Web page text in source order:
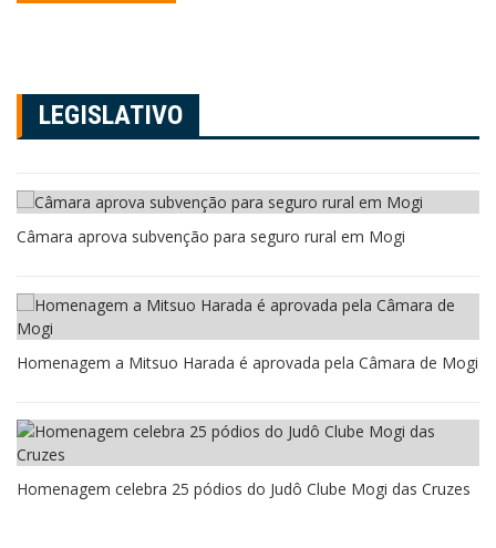
LEGISLATIVO
Câmara aprova subvenção para seguro rural em Mogi
Homenagem a Mitsuo Harada é aprovada pela Câmara de Mogi
Homenagem celebra 25 pódios do Judô Clube Mogi das Cruzes